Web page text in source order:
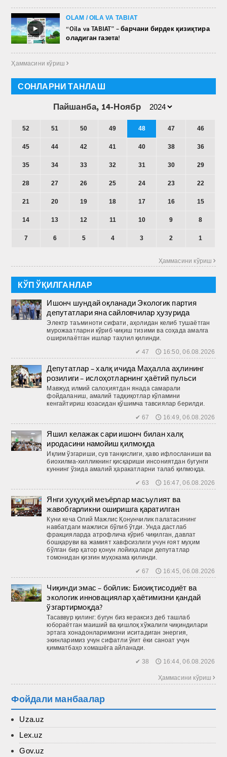
►
OLAM / OILA VA TABIAT
“Oila va TABIAT” – барчани бирдек қизиқтира
оладиган газета!
Ҳаммасини кўриш 
СОНЛАРНИ ТАНЛАШ
Пайшанба, 14-Ноябр
52 51 50 49 48 47 46
45 44 42 41 40 38 36
35 34 33 32 31 30 29
28 27 26 25 24 23 22
21 20 19 18 17 16 15
14 13 12 11 10 9 8
7 6 5 4 3 2 1
Ҳаммасини кўриш 
КЎП ЎҚИЛГАНЛАР
Ишонч шундай оқланади Экологик партия
депутатлари яна сайловчилар ҳузурида
Электр таъминоти сифати, аҳолидан келиб тушаётган
мурожаатларни кўриб чиқиш тизими ва соҳада амалга
оширилаётган ишлар таҳлил қилинди.
✔ 47 🕔 16:50, 06.08.2026
Депутатлар – халқ ичида Маҳалла аҳлининг
розилиги – ислоҳотларнинг ҳаётий пульси
Мавжуд илмий салоҳиятдан янада самарали
фойдаланиш, амалий тадқиқотлар кўламини
кенгайтириш юзасидан қўшимча тавсиялар берилди.
✔ 67 🕔 16:49, 06.08.2026
Яшил келажак сари ишонч билан халқ
иродасини намойиш қилмоқда
Иқлим ўзгариши, сув танқислиги, ҳаво ифлосланиши ва
биохилма-хилликнинг қисқариши инсониятдан бугунги
куннинг ўзида амалий ҳаракатларни талаб қилмоқда.
✔ 63 🕔 16:47, 06.08.2026
Янги ҳуқуқий меъёрлар масъулият ва
жавобгарликни оширишга қаратилган
Куни кеча Олий Мажлис Қонунчилик палатасининг
навбатдаги мажлиси бўлиб ўтди. Унда дастлаб
фракцияларда атрофлича кўриб чиқилган, давлат
бошқаруви ва жамият хавфсизлиги учун ғоят муҳим
бўлган бир қатор қонун лойиҳалари депутатлар
томонидан қизғин муҳокама қилинди.
✔ 67 🕔 16:45, 06.08.2026
Чиқинди эмас – бойлик: Биоиқтисодиёт ва
экологик инновациялар ҳаётимизни қандай
ўзгартирмоқда?
Тасаввур қилинг: бугун биз кераксиз деб ташлаб
юбораётган маиший ва қиш­лоқ хўжалиги чиқиндилари
эртага хонадонларимизни иситадиган энергия,
экинларимиз учун сифатли ўғит ёки саноат учун
қимматбаҳо хомашёга айланади.
✔ 38 🕔 16:44, 06.08.2026
Ҳаммасини кўриш 
Фойдали манбаалар
Uza.uz
Lex.uz
Gov.uz